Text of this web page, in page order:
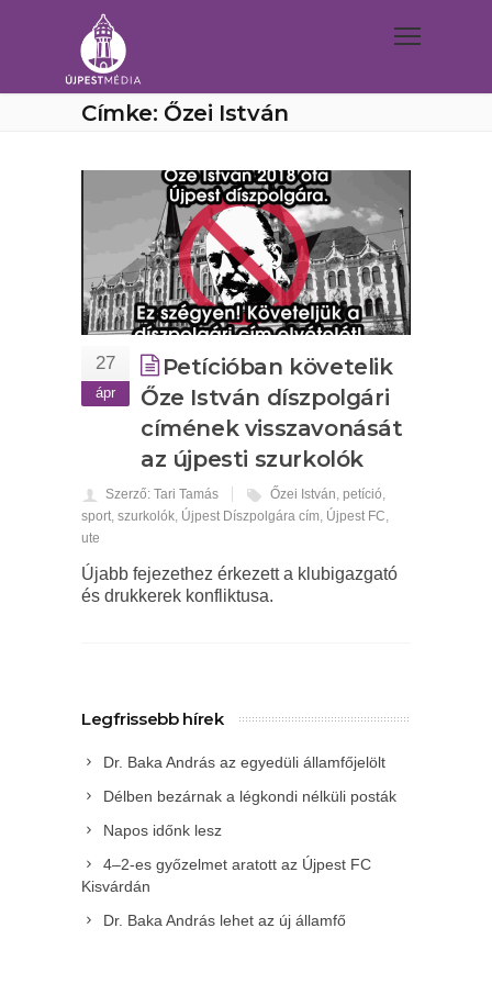
Címke: Őzei István
27
ápr
Petícióban követelik
Őze István díszpolgári
címének visszavonását
az újpesti szurkolók
Szerző: Tari Tamás Őzei István, petíció,
sport, szurkolók, Újpest Díszpolgára cím, Újpest FC,
ute
Újabb fejezethez érkezett a klubigazgató
és drukkerek konfliktusa.
Legfrissebb hírek
Dr. Baka András az egyedüli államfőjelölt
Délben bezárnak a légkondi nélküli posták
Napos időnk lesz
4–2-es győzelmet aratott az Újpest FC
Kisvárdán
Dr. Baka András lehet az új államfő